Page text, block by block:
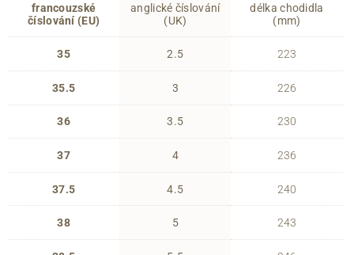
francouzské
číslování (EU)
35
35.5
36
37
37.5
38
anglické číslování
(UK)
2.5
3
3.5
4
4.5
5
délka chodidla
(mm)
223
226
230
236
240
243